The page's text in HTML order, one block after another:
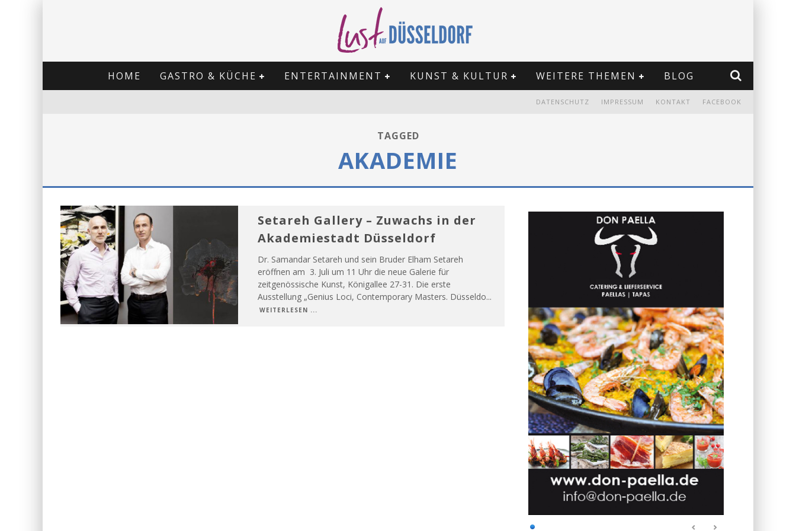
HOME GASTRO & KÜCHE ENTERTAINMENT KUNST & KULTUR WEITERE THEMEN BLOG
FACEBOOK
KONTAKT
IMPRESSUM
DATENSCHUTZ
TAGGED
AKADEMIE
Setareh Gallery – Zuwachs in der
Akademiestadt Düsseldorf
Dr. Samandar Setareh und sein Bruder Elham Setareh
eröffnen am 3. Juli um 11 Uhr die neue Galerie für
zeitgenössische Kunst, Königallee 27-31. Die erste
Ausstellung „Genius Loci, Contemporary Masters. Düsseldo...
WEITERLESEN ...